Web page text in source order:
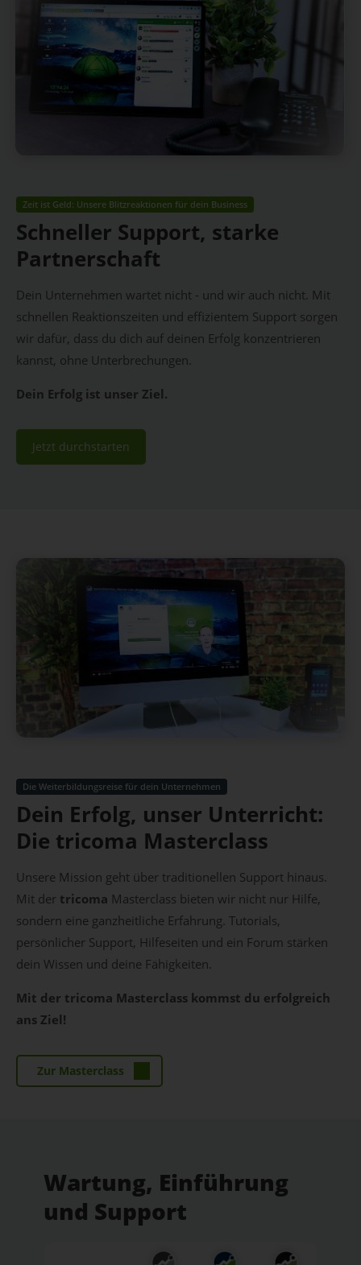
Zeit ist Geld: Unsere Blitzreaktionen für dein Business
Schneller Support, starke
Partnerschaft
Dein Unternehmen wartet nicht - und wir auch nicht. Mit
schnellen Reaktionszeiten und effizientem Support sorgen
wir dafür, dass du dich auf deinen Erfolg konzentrieren
kannst, ohne Unterbrechungen.
Dein Erfolg ist unser Ziel.
Jetzt durchstarten
Die Weiterbildungsreise für dein Unternehmen
Dein Erfolg, unser Unterricht:
Die tricoma Masterclass
Unsere Mission geht über traditionellen Support hinaus.
Mit der tricoma Masterclass bieten wir nicht nur Hilfe,
sondern eine ganzheitliche Erfahrung. Tutorials,
persönlicher Support, Hilfeseiten und ein Forum stärken
dein Wissen und deine Fähigkeiten.
Mit der tricoma Masterclass kommst du erfolgreich
ans Ziel!
Zur Masterclass
Wartung, Einführung
und Support